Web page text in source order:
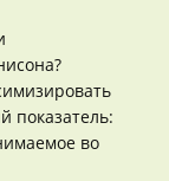
показатель:
во